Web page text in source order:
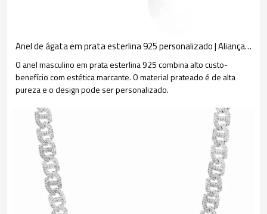
Anel de ágata em prata esterlina 925 personalizado | Alianças de casamento masculinas da moda
O anel masculino em prata esterlina 925 combina alto custo-
benefício com estética marcante. O material prateado é de alta
pureza e o design pode ser personalizado.